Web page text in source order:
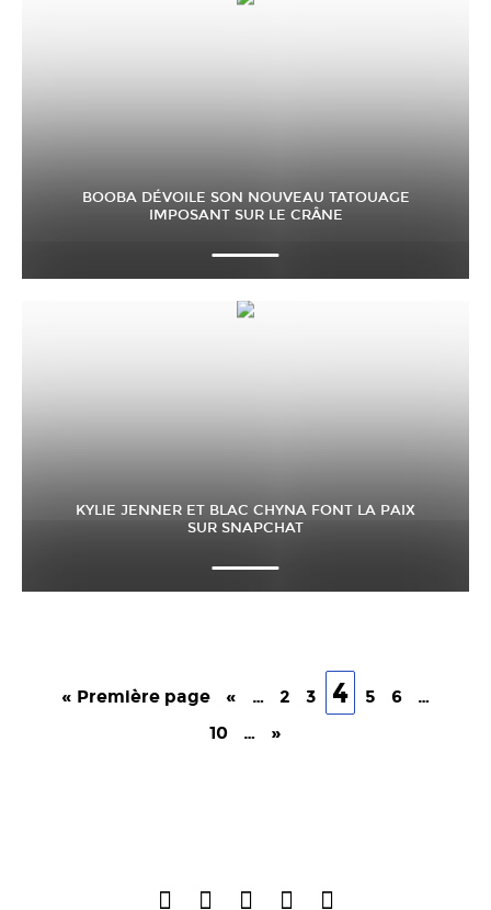
BOOBA DÉVOILE SON NOUVEAU TATOUAGE
IMPOSANT SUR LE CRÂNE
KYLIE JENNER ET BLAC CHYNA FONT LA PAIX
SUR SNAPCHAT
« Première page « … 2 3 4 5 6
…
10
… »